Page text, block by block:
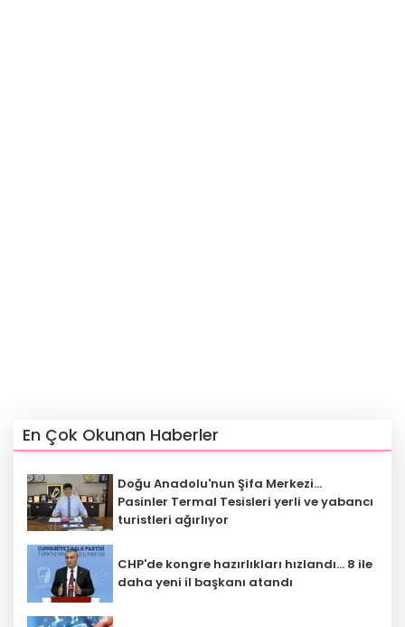
En Çok Okunan Haberler
Doğu Anadolu'nun Şifa Merkezi...
Pasinler Termal Tesisleri yerli ve yabancı
turistleri ağırlıyor
CHP'de kongre hazırlıkları hızlandı... 8 ile
daha yeni il başkanı atandı